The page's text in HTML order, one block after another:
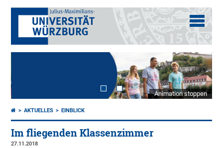
Animation stoppen
AKTUELLES EINBLICK
Im fliegenden Klassenzimmer
27.11.2018